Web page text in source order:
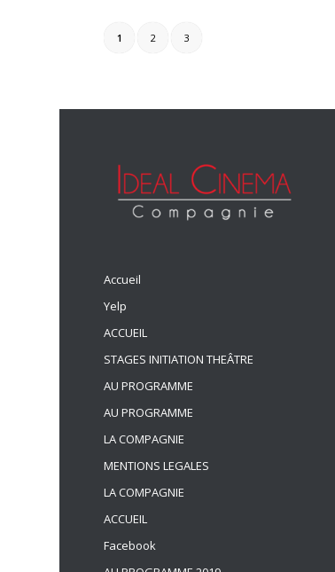
1 2 3
Accueil
Yelp
ACCUEIL
STAGES INITIATION THEÂTRE
AU PROGRAMME
AU PROGRAMME
LA COMPAGNIE
MENTIONS LEGALES
LA COMPAGNIE
ACCUEIL
Facebook